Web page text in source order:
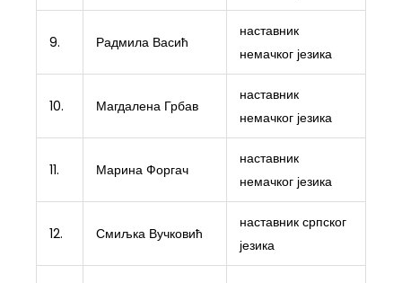
9. Радмила Васић
наставник
немачког језика
10. Магдалена Грбав
наставник
немачког језика
11. Марина Форгач
наставник
немачког језика
12. Смиљка Вучковић
наставник српског
језика